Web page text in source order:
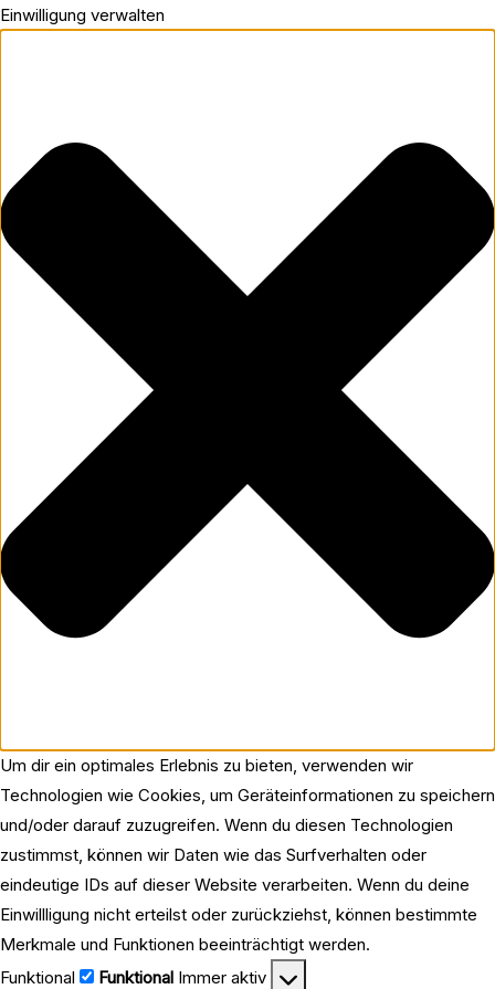
Einwilligung verwalten
Um dir ein optimales Erlebnis zu bieten, verwenden wir
Technologien wie Cookies, um Geräteinformationen zu speichern
und/oder darauf zuzugreifen. Wenn du diesen Technologien
zustimmst, können wir Daten wie das Surfverhalten oder
eindeutige IDs auf dieser Website verarbeiten. Wenn du deine
Einwillligung nicht erteilst oder zurückziehst, können bestimmte
Merkmale und Funktionen beeinträchtigt werden.
Funktional
Funktional Immer aktiv